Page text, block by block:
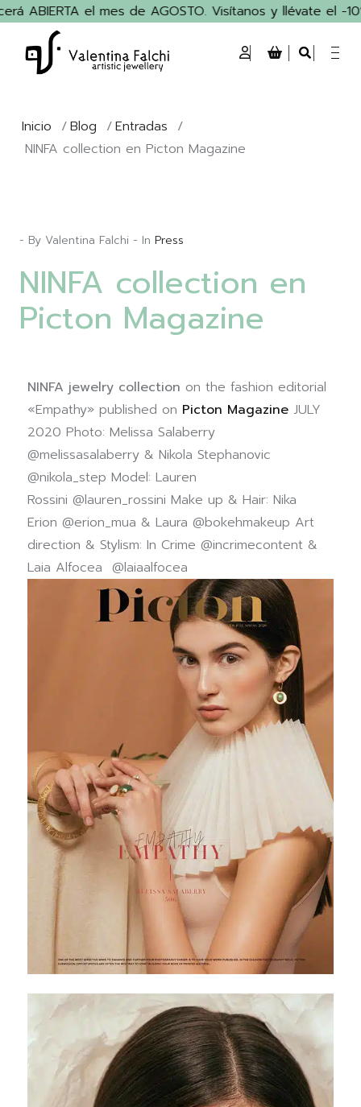
ABIERTA el mes de AGOSTO. Visítanos y llévate el -
Inicio /Blog /Entradas /
NINFA collection en Picton Magazine
- By Valentina Falchi - In Press
NINFA collection en
Picton Magazine
NINFA jewelry collection on the fashion editorial
«Empathy» published on Picton Magazine JULY
2020 Photo: Melissa Salaberry
@melissasalaberry & Nikola Stephanovic
@nikola_step Model: Lauren
Rossini @lauren_rossini Make up & Hair: Nika
Erion @erion_mua & Laura @bokehmakeup Art
direction & Stylism: In Crime @incrimecontent &
Laia Alfocea @laiaalfocea